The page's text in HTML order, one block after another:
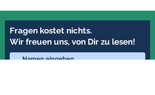
Fragen kostet nichts.
Wir freuen uns, von Dir zu lesen!